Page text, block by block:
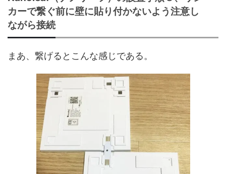
カーで繋ぐ前に壁に貼り付かないよう注意し
ながら接続
まあ、繋げるとこんな感じである。